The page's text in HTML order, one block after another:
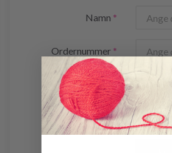
Namn
Ordernummer
E-postadress